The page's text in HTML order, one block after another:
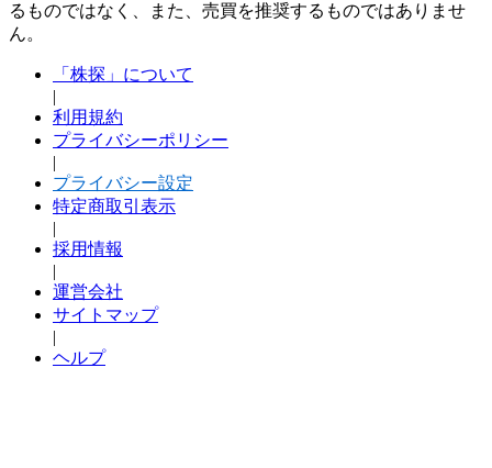
るものではなく、また、売買を推奨するものではありませ
ん。
「株探」について
|
利用規約
プライバシーポリシー
|
プライバシー設定
特定商取引表示
|
採用情報
|
運営会社
サイトマップ
|
ヘルプ